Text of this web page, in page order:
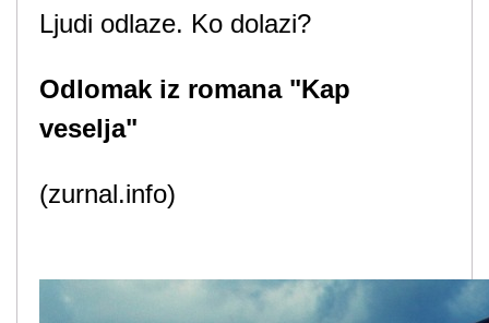
Ljudi odlaze. Ko dolazi?
Odlomak iz romana "Kap
veselja"
(zurnal.info)